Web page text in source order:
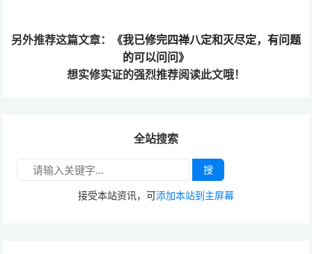
另外推荐这篇文章：
《我已修完四禅八定和灭尽定，有问题
的可以问问》
想实修实证的强烈推荐阅读此文哦！
全站搜索
搜
接受本站资讯，可添加本站到主屏幕